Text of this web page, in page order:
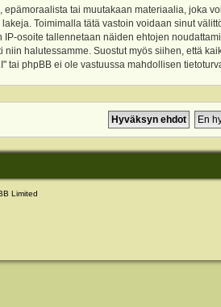
tai muutakaan materiaalia, joka
Toimimalla tätä vastoin voidaan sinut
osoite tallennetaan näiden ehtojen
halutessamme. Suostut myös siihen, että
tai phpBB ei ole vastuussa mahdollisen
Limited